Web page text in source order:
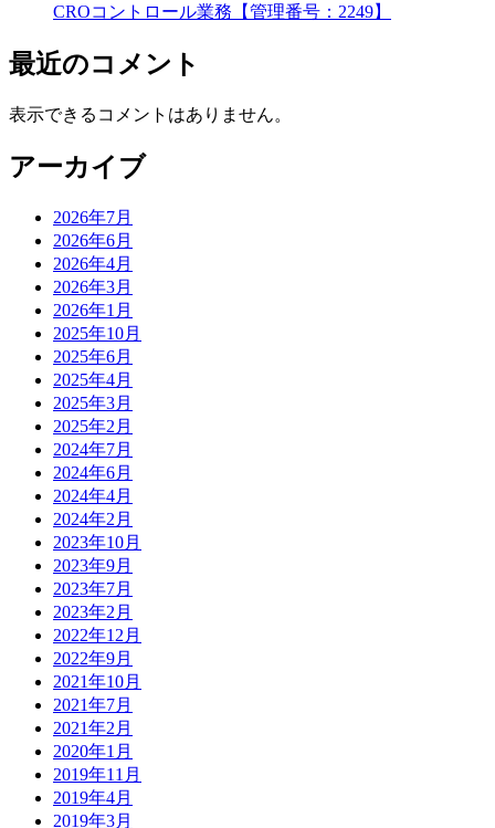
CROコントロール業務【管理番号：2249】
最近のコメント
表示できるコメントはありません。
アーカイブ
2026年7月
2026年6月
2026年4月
2026年3月
2026年1月
2025年10月
2025年6月
2025年4月
2025年3月
2025年2月
2024年7月
2024年6月
2024年4月
2024年2月
2023年10月
2023年9月
2023年7月
2023年2月
2022年12月
2022年9月
2021年10月
2021年7月
2021年2月
2020年1月
2019年11月
2019年4月
2019年3月